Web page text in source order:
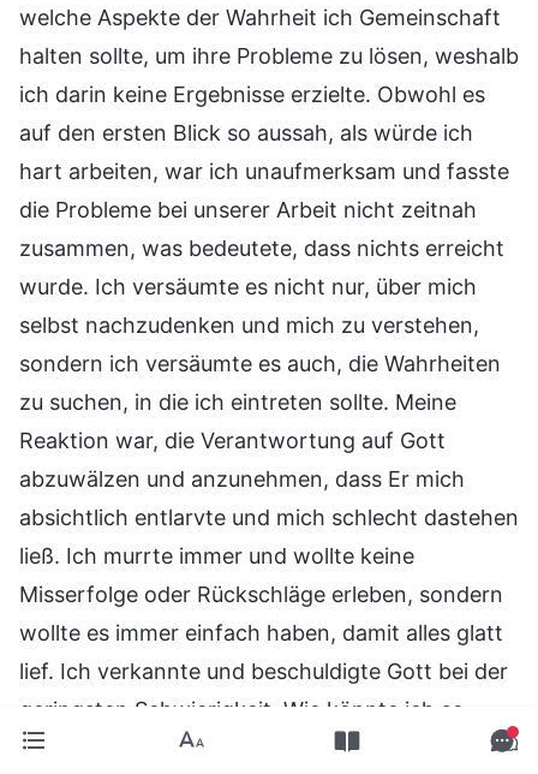
welche Aspekte der Wahrheit ich Gemeinschaft
halten sollte, um ihre Probleme zu lösen, weshalb
ich darin keine Ergebnisse erzielte. Obwohl es
auf den ersten Blick so aussah, als würde ich
hart arbeiten, war ich unaufmerksam und fasste
die Probleme bei unserer Arbeit nicht zeitnah
zusammen, was bedeutete, dass nichts erreicht
wurde. Ich versäumte es nicht nur, über mich
selbst nachzudenken und mich zu verstehen,
sondern ich versäumte es auch, die Wahrheiten
zu suchen, in die ich eintreten sollte. Meine
Reaktion war, die Verantwortung auf Gott
abzuwälzen und anzunehmen, dass Er mich
absichtlich entlarvte und mich schlecht dastehen
ließ. Ich murrte immer und wollte keine
Misserfolge oder Rückschläge erleben, sondern
wollte es immer einfach haben, damit alles glatt
lief. Ich verkannte und beschuldigte Gott bei der
geringsten Schwierigkeit. Wie könnte ich so
Gottes Wirken erfahren und meine Pflicht gut